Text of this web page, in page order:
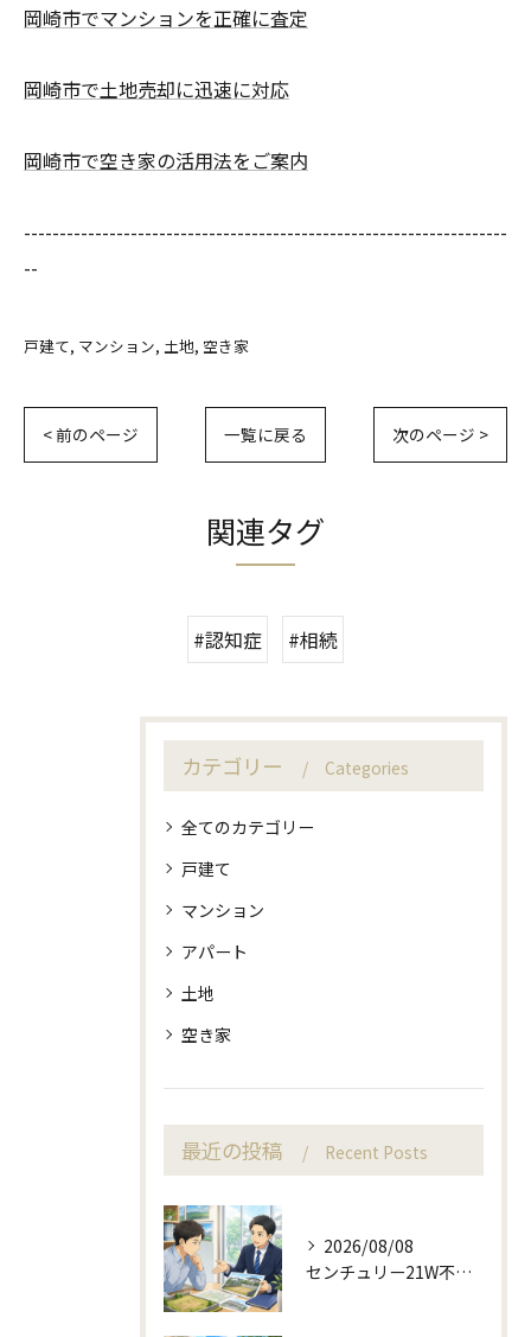
岡崎市でマンションを正確に査定
岡崎市で土地売却に迅速に対応
岡崎市で空き家の活用法をご案内
--------------------------------------------------------------------
--
戸建て マンション 土地 空き家
< 前のページ 一覧に戻る 次のページ >
関連タグ
#認知症 #相続
カテゴリー Categories
全てのカテゴリー
戸建て
マンション
アパート
土地
空き家
最近の投稿 Recent Posts
2026/08/08
センチュリー21W不動産販売で来店予約から土地売却相談